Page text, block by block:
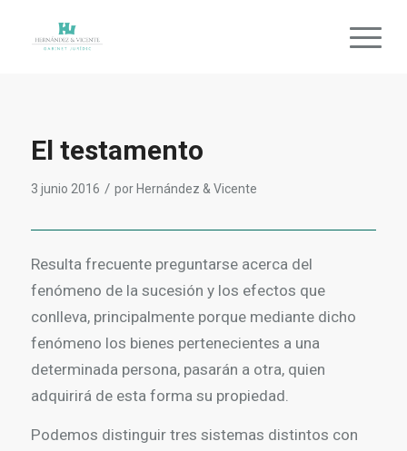
El testamento
3 junio 2016 / por Hernández & Vicente
Resulta frecuente preguntarse acerca del
fenómeno de la sucesión y los efectos que
conlleva, principalmente porque mediante dicho
fenómeno los bienes pertenecientes a una
determinada persona, pasarán a otra, quien
adquirirá de esta forma su propiedad.
Podemos distinguir tres sistemas distintos con